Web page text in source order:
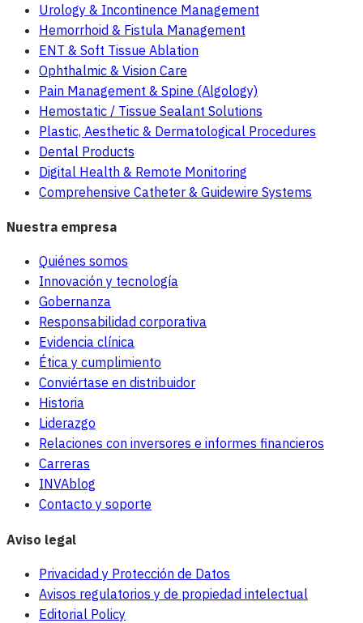
Urology & Incontinence Management
Hemorrhoid & Fistula Management
ENT & Soft Tissue Ablation
Ophthalmic & Vision Care
Pain Management & Spine (Algology)
Hemostatic / Tissue Sealant Solutions
Plastic, Aesthetic & Dermatological Procedures
Dental Products
Digital Health & Remote Monitoring
Comprehensive Catheter & Guidewire Systems
Nuestra empresa
Quiénes somos
Innovación y tecnología
Gobernanza
Responsabilidad corporativa
Evidencia clínica
Ética y cumplimiento
Conviértase en distribuidor
Historia
Liderazgo
Relaciones con inversores e informes financieros
Carreras
INVAblog
Contacto y soporte
Aviso legal
Privacidad y Protección de Datos
Avisos regulatorios y de propiedad intelectual
Editorial Policy